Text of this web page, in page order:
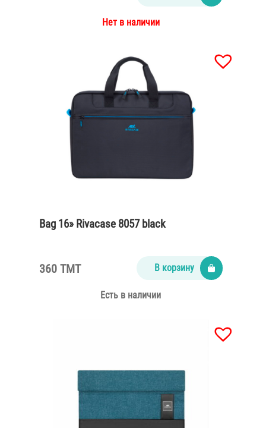
Нет в наличии
Bag 16» Rivacase 8057 black
360 TMT В корзину
Есть в наличии